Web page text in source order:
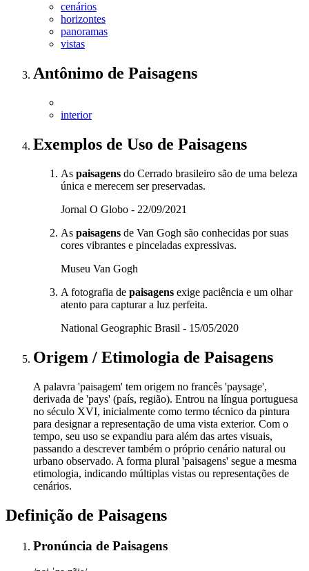
cenários
horizontes
panoramas
vistas
Antônimo de Paisagens
interior
Exemplos de Uso de Paisagens
As paisagens do Cerrado brasileiro são de uma beleza
única e merecem ser preservadas.
Jornal O Globo - 22/09/2021
As paisagens de Van Gogh são conhecidas por suas
cores vibrantes e pinceladas expressivas.
Museu Van Gogh
A fotografia de paisagens exige paciência e um olhar
atento para capturar a luz perfeita.
National Geographic Brasil - 15/05/2020
Origem / Etimologia de Paisagens
A palavra 'paisagem' tem origem no francês 'paysage',
derivada de 'pays' (país, região). Entrou na língua portuguesa
no século XVI, inicialmente como termo técnico da pintura
para designar a representação de uma vista exterior. Com o
tempo, seu uso se expandiu para além das artes visuais,
passando a descrever também o próprio cenário natural ou
urbano observado. A forma plural 'paisagens' segue a mesma
etimologia, indicando múltiplas vistas ou representações de
cenários.
Definição de Paisagens
Pronúncia de Paisagens